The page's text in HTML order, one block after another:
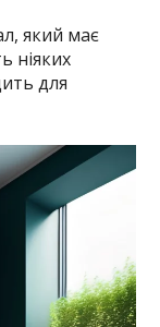
який має
ніяких
для